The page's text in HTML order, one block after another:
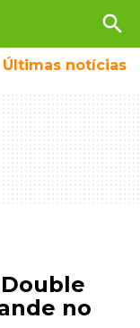
search
Últimas notícias
no